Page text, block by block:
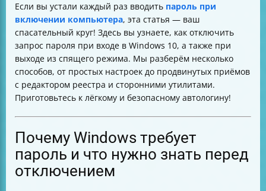
Альтернативные способы отключения пароля
Как полностью удалить пароль локальной учетной
записи
Что делать, если после отключения пароля всё равно
запрашивается ввод
Риски безопасности и как их минимизировать
Таблица сравнения способов отключения пароля
Что делать, если параметры заблокированы
политикой организации
Как вернуть запрос пароля, если передумали
Итог
Если вы устали каждый раз вводить пароль при
включении компьютера, эта статья — ваш
спасательный круг! Здесь вы узнаете, как отключить
запрос пароля при входе в Windows 10, а также при
выходе из спящего режима. Мы разберём несколько
способов, от простых настроек до продвинутых приёмов
с редактором реестра и сторонними утилитами.
Приготовьтесь к лёгкому и безопасному автологину!
Почему Windows требует
пароль и что нужно знать перед
отключением